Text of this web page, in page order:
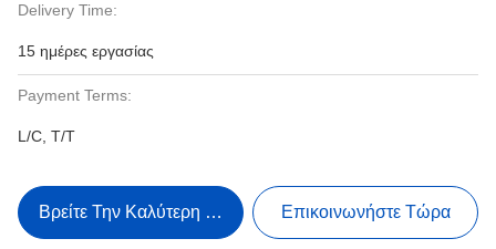
Delivery Time:
15 ημέρες εργασίας
Payment Terms:
L/C, T/T
Βρείτε Την Καλύτερη Τιμή Επικοινωνήστε Τώρα